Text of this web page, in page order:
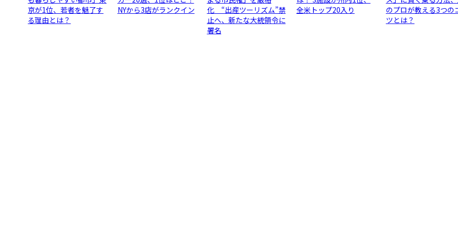
京が1位、若者を魅了す
る理由とは？
NYから3店がランクイン
化 “出産ツーリズム”禁
止へ、新たな大統領令に
署名
全米トップ20入り
のプロが教える3つの
ツとは？